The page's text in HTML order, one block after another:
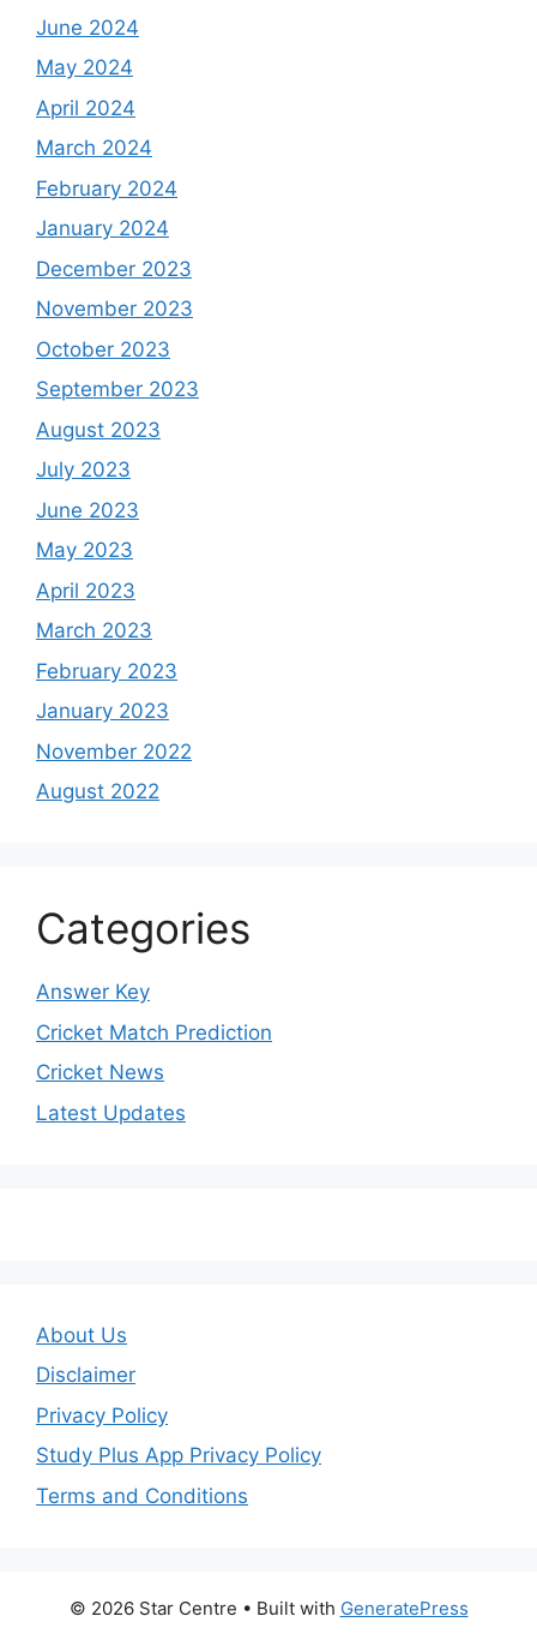
June 2024
May 2024
April 2024
March 2024
February 2024
January 2024
December 2023
November 2023
October 2023
September 2023
August 2023
July 2023
June 2023
May 2023
April 2023
March 2023
February 2023
January 2023
November 2022
August 2022
Categories
Answer Key
Cricket Match Prediction
Cricket News
Latest Updates
About Us
Disclaimer
Privacy Policy
Study Plus App Privacy Policy
Terms and Conditions
© 2026 Star Centre • Built with GeneratePress